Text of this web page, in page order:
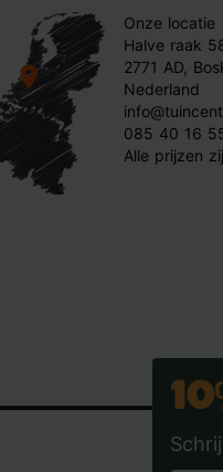
Onze locatie
Halve raak
2771 AD,
Nederland
085 40 16
Alle prijzen